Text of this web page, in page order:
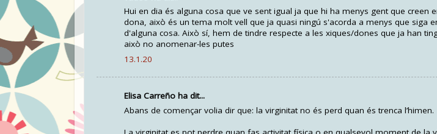
Hui en dia és alguna cosa que ve sent igual ja que hi ha menys gent que creen
dona, això és un tema molt vell que ja quasi ningú s'acorda a menys que siga
d'alguna cosa. Això sí, hem de tindre respecte a les xiques/dones que ja han
això no anomenar-les putes
13.1.20
Elisa Carreño ha dit...
Abans de començar volia dir que: la virginitat no és perd quan és trenca l’himen.